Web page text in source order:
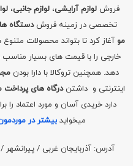
فروشلوازم آرایشی،لوازم جانبی،
تخصصی در زمینه فروشدستگاه
مو آغاز کرد تا بتواند محصولات متنوع
خارجی را با قیمت های بسیار مناسب
دهد. همچنین تروکالا با دارا بودن
اینترنتی و داشتندرگاه های پرداخت
دارد خریدی آسان و مورد اعتماد را
میخوایدبیشتر در
آدرس: آذربایجان غربی /